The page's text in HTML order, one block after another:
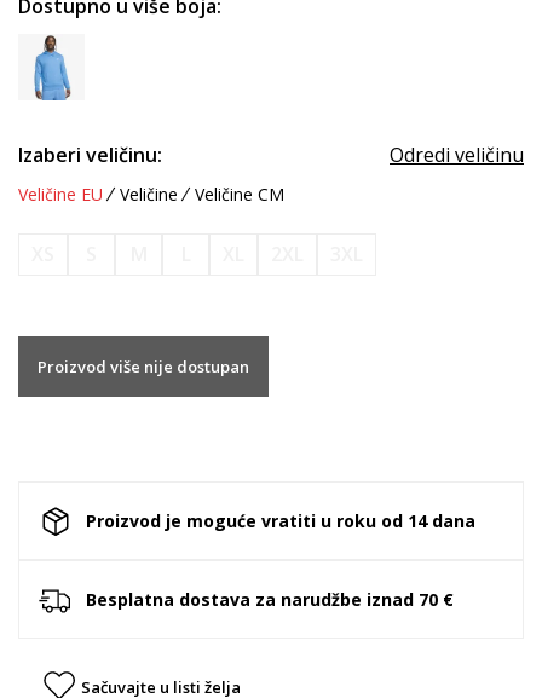
Dostupno u više boja:
Izaberi veličinu: Odredi veličinu
Veličine EU Veličine Veličine CM
Proizvod više nije dostupan
Proizvod je moguće vratiti u roku od 14 dana
Besplatna dostava za narudžbe iznad 70 €
Sačuvajte u listi želja